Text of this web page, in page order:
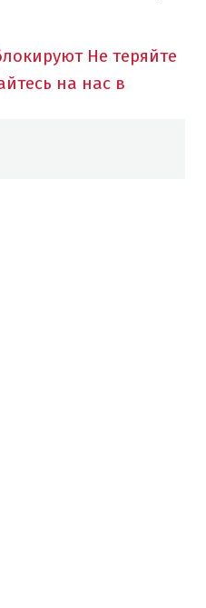
Не теряйте
на нас в